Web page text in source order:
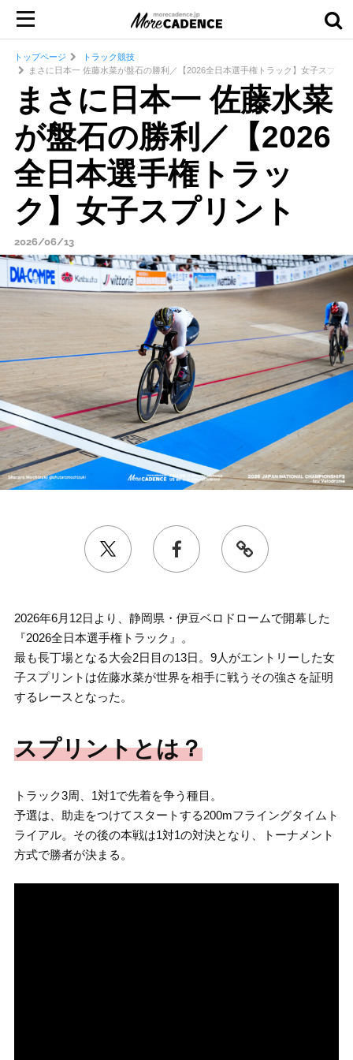
トップページ
トラック競技
まさに日本一 佐藤水菜が盤石の勝利／【2026全日本選手権トラック】女子スプリ
まさに日本一 佐藤水菜
が盤石の勝利／【2026
全日本選手権トラッ
ク】女子スプリント
2026/06/13
2026年6月12日より、静岡県・伊豆ベロドロームで開幕した
『2026全日本選手権トラック』。
最も長丁場となる大会2日目の13日。9人がエントリーした女
子スプリントは佐藤水菜が世界を相手に戦うその強さを証明
するレースとなった。
スプリントとは？
トラック3周、1対1で先着を争う種目。
予選は、助走をつけてスタートする200mフライングタイムト
ライアル。その後の本戦は1対1の対決となり、トーナメント
方式で勝者が決まる。